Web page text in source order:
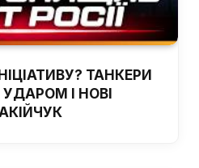
ТАНКЕРИ
І НОВІ